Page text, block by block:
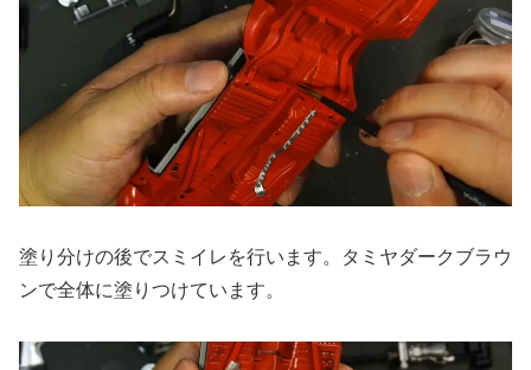
塗り分けの後でスミイレを行います。タミヤダークブラウ
ンで全体に塗りつけています。